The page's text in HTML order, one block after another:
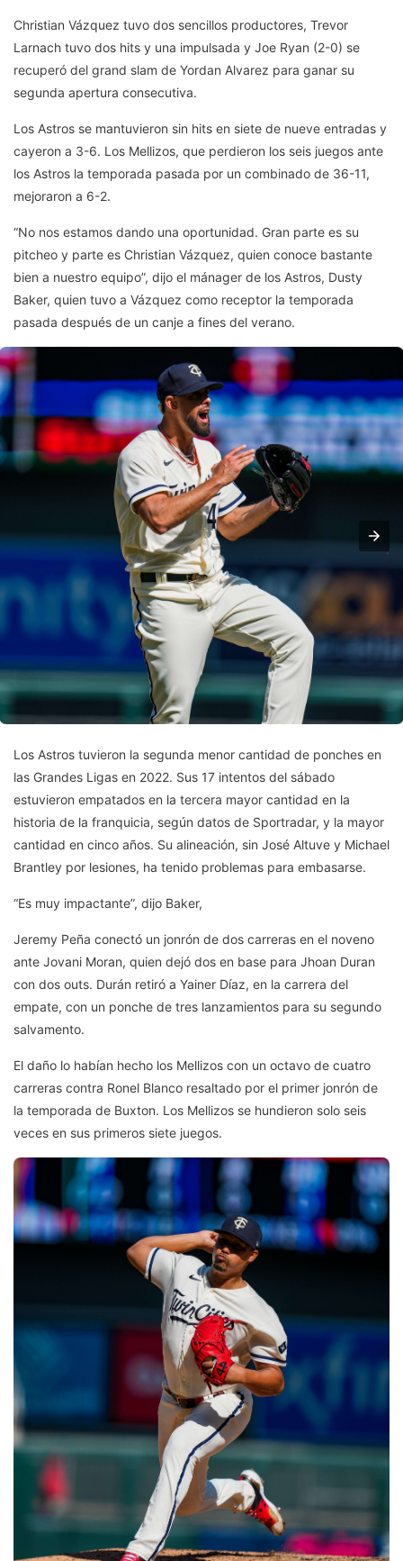
Christian Vázquez tuvo dos sencillos productores, Trevor
Larnach tuvo dos hits y una impulsada y Joe Ryan (2-0) se
recuperó del grand slam de Yordan Alvarez para ganar su
segunda apertura consecutiva.
Los Astros se mantuvieron sin hits en siete de nueve entradas y
cayeron a 3-6. Los Mellizos, que perdieron los seis juegos ante
los Astros la temporada pasada por un combinado de 36-11,
mejoraron a 6-2.
“No nos estamos dando una oportunidad. Gran parte es su
pitcheo y parte es Christian Vázquez, quien conoce bastante
bien a nuestro equipo”, dijo el mánager de los Astros, Dusty
Baker, quien tuvo a Vázquez como receptor la temporada
pasada después de un canje a fines del verano.
Los Astros tuvieron la segunda menor cantidad de ponches en
las Grandes Ligas en 2022. Sus 17 intentos del sábado
estuvieron empatados en la tercera mayor cantidad en la
historia de la franquicia, según datos de Sportradar, y la mayor
cantidad en cinco años. Su alineación, sin José Altuve y Michael
Brantley por lesiones, ha tenido problemas para embasarse.
“Es muy impactante”, dijo Baker,
Jeremy Peña conectó un jonrón de dos carreras en el noveno
ante Jovani Moran, quien dejó dos en base para Jhoan Duran
con dos outs. Durán retiró a Yainer Díaz, en la carrera del
empate, con un ponche de tres lanzamientos para su segundo
salvamento.
El daño lo habían hecho los Mellizos con un octavo de cuatro
carreras contra Ronel Blanco resaltado por el primer jonrón de
la temporada de Buxton. Los Mellizos se hundieron solo seis
veces en sus primeros siete juegos.